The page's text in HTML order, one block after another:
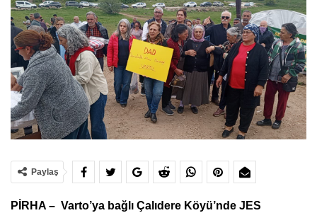
Paylaş
PİRHA – Varto’ya bağlı Çalıdere Köyü’nde JES